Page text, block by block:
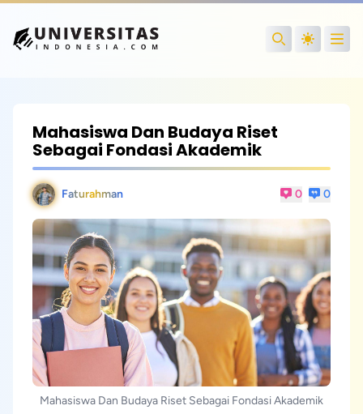
Search
Mahasiswa Dan Budaya Riset
Sebagai Fondasi Akademik
Faturahman 0 0
Mahasiswa Dan Budaya Riset Sebagai Fondasi Akademik